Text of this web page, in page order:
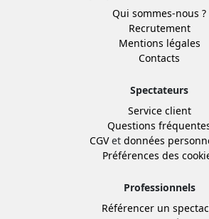
Qui sommes-nous ?
Recrutement
Mentions légales
Contacts
Spectateurs
Service client
Questions
CGVet données
Préférences des
Professionnels
Référencer un